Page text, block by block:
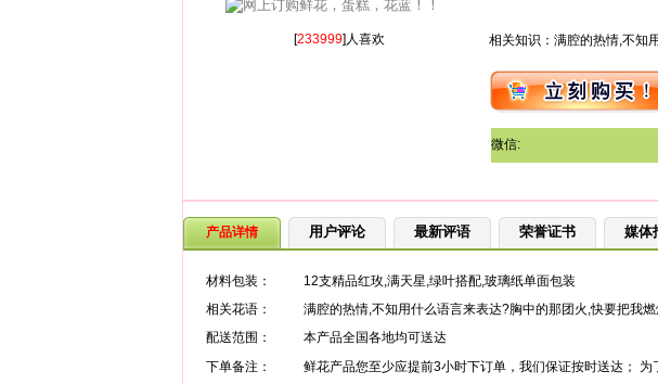
[233999]人喜欢 相关知识：满腔的热情,不知
微信:
产品详情 用户评论 最新评语 荣誉证书 媒体
材料包装：
12支精品红玫,满天星,绿叶搭配,玻璃纸单面包装
相关花语：
满腔的热情,不知用什么语言来表达?胸中的那团火,快要把我燃
配送范围：
本产品全国各地均可送达
下单备注：
鲜花产品您至少应提前3小时下订单，我们保证按时送达； 为